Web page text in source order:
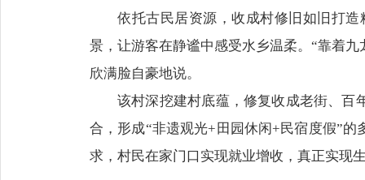
依托古民居资源，收成村修旧如旧打
景，让游客在静谧中感受水乡温柔。“靠着
欣满脸自豪地说。
该村深挖建村底蕴，修复收成老街、百
合，形成“非遗观光+田园休闲+民宿度假”
求，村民在家门口实现就业增收，真正实现